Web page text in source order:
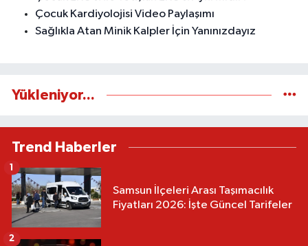
Çocuk Kardiyolojisi Video Paylaşımı
Sağlıkla Atan Minik Kalpler İçin Yanınızdayız
Yükleniyor...
Trend Haberler
Samsun İlçeleri Arası Taşımacılık
Fiyatları 2026: İşte Güncel Tarifeler
1
2